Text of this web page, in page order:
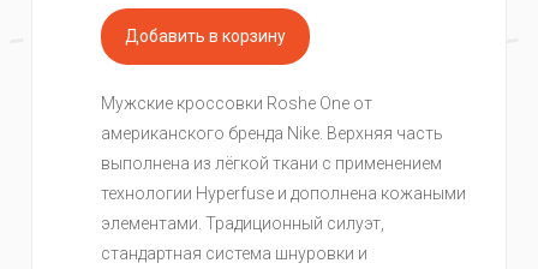
Мужские кроссовки Roshe One от
американского бренда Nike. Верхняя часть
выполнена из лёгкой ткани с применением
технологии Hyperfuse и дополнена кожаными
элементами. Традиционный силуэт,
стандартная система шнуровки и